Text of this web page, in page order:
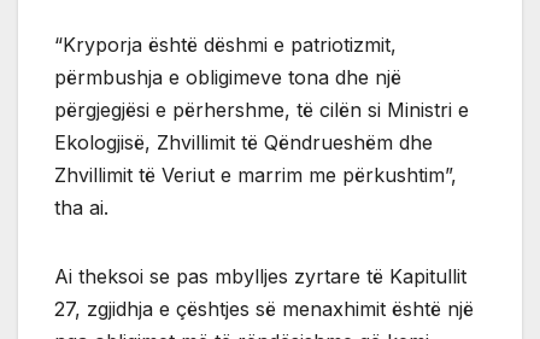
“Kryporja është dëshmi e patriotizmit,
përmbushja e obligimeve tona dhe një
përgjegjësi e përhershme, të cilën si Ministri e
Ekologjisë, Zhvillimit të Qëndrueshëm dhe
Zhvillimit të Veriut e marrim me përkushtim”,
tha ai.
Ai theksoi se pas mbylljes zyrtare të Kapitullit
27, zgjidhja e çështjes së menaxhimit është një